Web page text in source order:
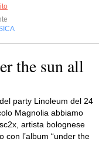
the sun all
party Linoleum del 24
Magnolia abbiamo
artista bolognese
con l’album “under the